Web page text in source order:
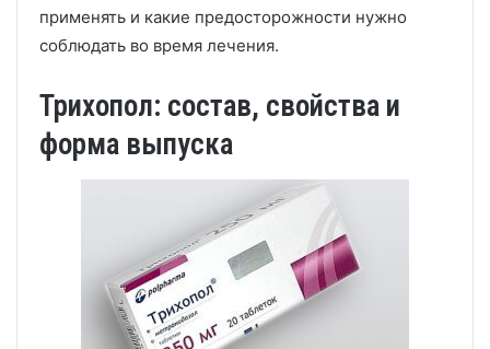
применять и какие предосторожности нужно
соблюдать во время лечения.
Трихопол: состав, свойства и
форма выпуска